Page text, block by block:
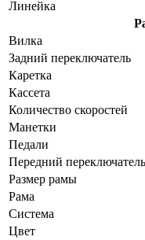
Линейка
Вилка
Задний переключатель
Каретка
Кассета
Количество скоростей
Манетки
Педали
Передний переключатель
Размер рамы
Рама
Система
Цвет